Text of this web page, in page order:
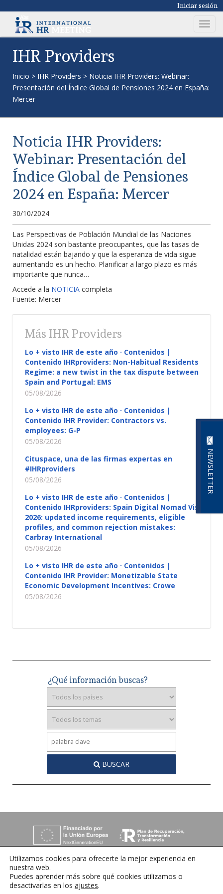
Iniciar sesión
T
o
v
NEWSLETTER
IHR Providers
Inicio > IHR Providers > Noticia IHR Providers: Webinar:
Presentación del Índice Global de Pensiones 2024 en España:
Mercer
Noticia IHR Providers:
Webinar: Presentación del
Índice Global de Pensiones
2024 en España: Mercer
30/10/2024
Las Perspectivas de Población Mundial de las Naciones
Unidas 2024 son bastante preocupantes, que las tasas de
natalidad están bajando y que la esperanza de vida sigue
aumentando es un hecho. Planificar a largo plazo es más
importante que nunca…
Accede a la NOTICIA completa
Fuente: Mercer
Más IHR Providers
Lo + visto IHR de este año · Contenidos |
Contenido IHRproviders: Non-Habitual Residents
Regime: a new twist in the tax dispute between
Spain and Portugal: EMS
05/08/2026
Lo + visto IHR de este año · Contenidos |
Contenido IHR Provider: Contractors vs.
employees: G-P
05/08/2026
Cituspace, una de las firmas expertas en
#IHRproviders
05/08/2026
Lo + visto IHR de este año · Contenidos |
Contenido IHRproviders: Spain Digital Nomad Visa
2026: updated income requirements, eligible
profiles, and common rejection mistakes:
Carbray International
05/08/2026
Lo + visto IHR de este año · Contenidos |
Contenido IHR Provider: Monetizable State
Economic Development Incentives: Crowe
05/08/2026
¿Qué información buscas?
BUSCAR
C/ Orense 6, 36970 Sanxenxo, Pontevedra
Utilizamos cookies para ofrecerte la mejor experiencia en
nuestra web.
Puedes aprender más sobre qué cookies utilizamos o
desactivarlas en los ajustes.